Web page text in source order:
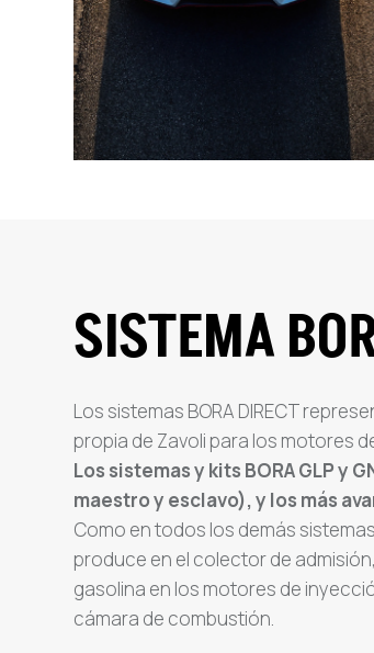
SISTEMA
Los sistemas BORA DIRECT
propia de Zavoli para los motores
Los sistemas y kits BORA GLP y
maestro y esclavo), y los más
Como en todos los demás
produce en el colector de
gasolina en los motores de
cámara de combustión.